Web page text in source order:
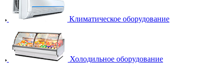
Климатическое оборудование
Холодильное оборудование